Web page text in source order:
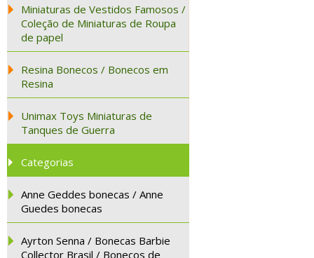
Miniaturas de Vestidos Famosos /
Coleção de Miniaturas de Roupa
de papel
Resina Bonecos / Bonecos em
Resina
Unimax Toys Miniaturas de
Tanques de Guerra
Categorias
Anne Geddes bonecas / Anne
Guedes bonecas
Ayrton Senna / Bonecas Barbie
Collector Brasil / Bonecos de